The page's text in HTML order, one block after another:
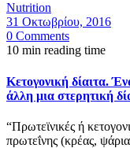
Nutrition
31 Οκτωβρίου, 2016
0 Comments
10 min reading time
Κετογονική δίαιτα.
άλλη μια στερητική
“Πρωτεϊνικές ή
πρωτεΐνης (κρέας,